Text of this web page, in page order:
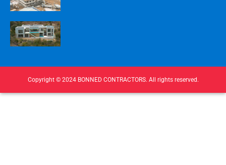
Copyright © 2024 BONNED CONTRACTORS. All rights reserved.